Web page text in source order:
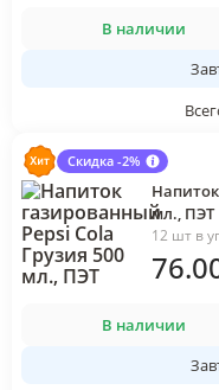
В наличии
Скидка -2%
мл., ПЭТ
12 шт в
76
В наличии